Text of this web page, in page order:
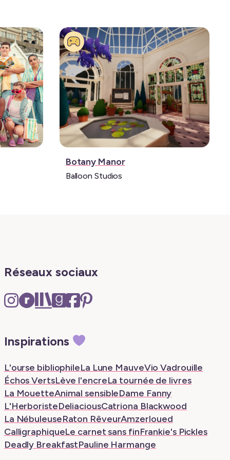
Jeu
vidéo:
Botany Manor
Balloon Studios
Réseaux sociaux
Instagram
tab
Ravelry
tab
The
New
Goodreads
tab
Facebook
tab
Pinterest
Inspirations
L'ourse bibliophileLa Lune MauveVio Vadrouille
Échos VertsLève l'encreLa tournée de livres
La MouetteAnimal sensibleDame Fanny
L'HerboristeDeliaciousCatriona Blackwood
La NébuleuseRaton RêveurAmzerloued
CalligraphiqueLe carnet sans finFrankie's Pickles
Deadly BreakfastPauline Harmange